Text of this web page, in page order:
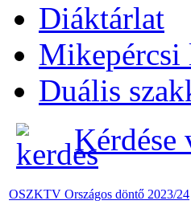
Diáktárlat
Mikepércsi
Duális
Kérdése
OSZKTV Országos döntő 2023/24